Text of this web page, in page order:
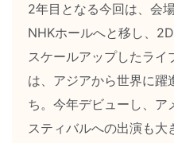
2年目となる今回は、会
NHKホールへと移し、
スケールアップしたライ
は、アジアから世界に躍
ち。今年デビューし、ア
スティバルへの出演も